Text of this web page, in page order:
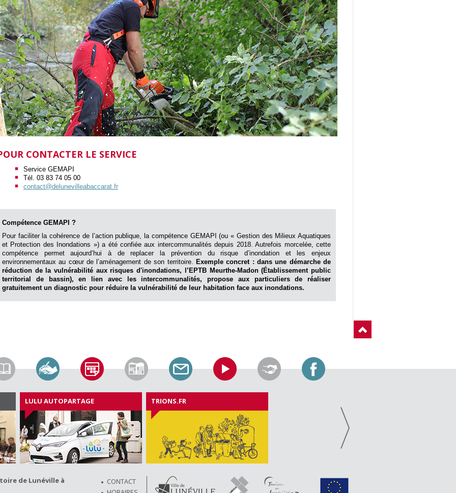
CONTACTER LE SERVICE
Service GEMAPI
Tél. 03 83 74 05 00
contact@delunevilleabaccarat.fr
Compétence GEMAPI ?
Pour faciliter la cohérence de l’action publique, la compétence GEMAPI (ou « Gestion des Milieux Aquatiques
et Protection des Inondations ») a été confiée aux intercommunalités depuis 2018. Autrefois morcelée, cette
compétence permet aujourd’hui à de replacer la prévention du risque d’inondation et les enjeux
environnementaux au cœur de l’aménagement de son territoire. Exemple concret : dans une démarche de
réduction de la vulnérabilité aux risques d'inondations, l’EPTB Meurthe-Madon (Établissement public
territorial de bassin), en lien avec les intercommunalités, propose aux particuliers de réaliser
gratuitement un diagnostic pour réduire la vulnérabilité de leur habitation face aux inondations.
LULU AUTOPARTAGE TRIONS.FR
de Lunéville à
CONTACT